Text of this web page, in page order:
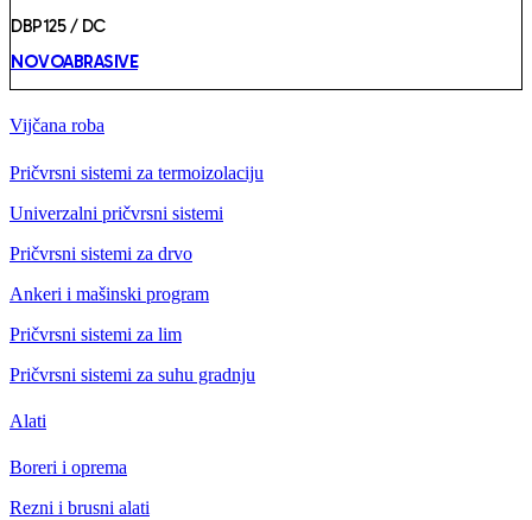
DBP125 / DC
NOVOABRASIVE
Vijčana roba
Pričvrsni sistemi za termoizolaciju
Univerzalni pričvrsni sistemi
Pričvrsni sistemi za drvo
Ankeri i mašinski program
Pričvrsni sistemi za lim
Pričvrsni sistemi za suhu gradnju
Alati
Boreri i oprema
Rezni i brusni alati